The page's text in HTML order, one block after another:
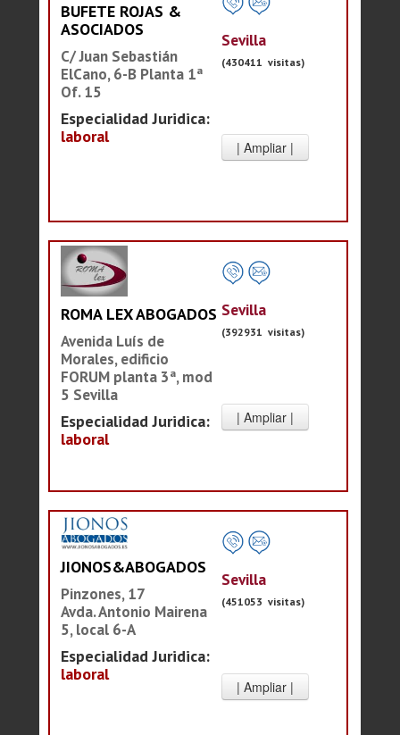
BUFETE ROJAS &
ASOCIADOS
C/ Juan Sebastián
ElCano, 6-B Planta 1ª
Of. 15
Especialidad Juridica:
laboral
Sevilla
(430411 visitas)
ROMA LEX ABOGADOS
Avenida Luís de
Morales, edificio
FORUM planta 3ª, mod
5 Sevilla
Especialidad Juridica:
laboral
Sevilla
(392931 visitas)
JIONOS&ABOGADOS
Pinzones, 17
Avda. Antonio Mairena
5, local 6-A
Especialidad Juridica:
laboral
Sevilla
(451053 visitas)